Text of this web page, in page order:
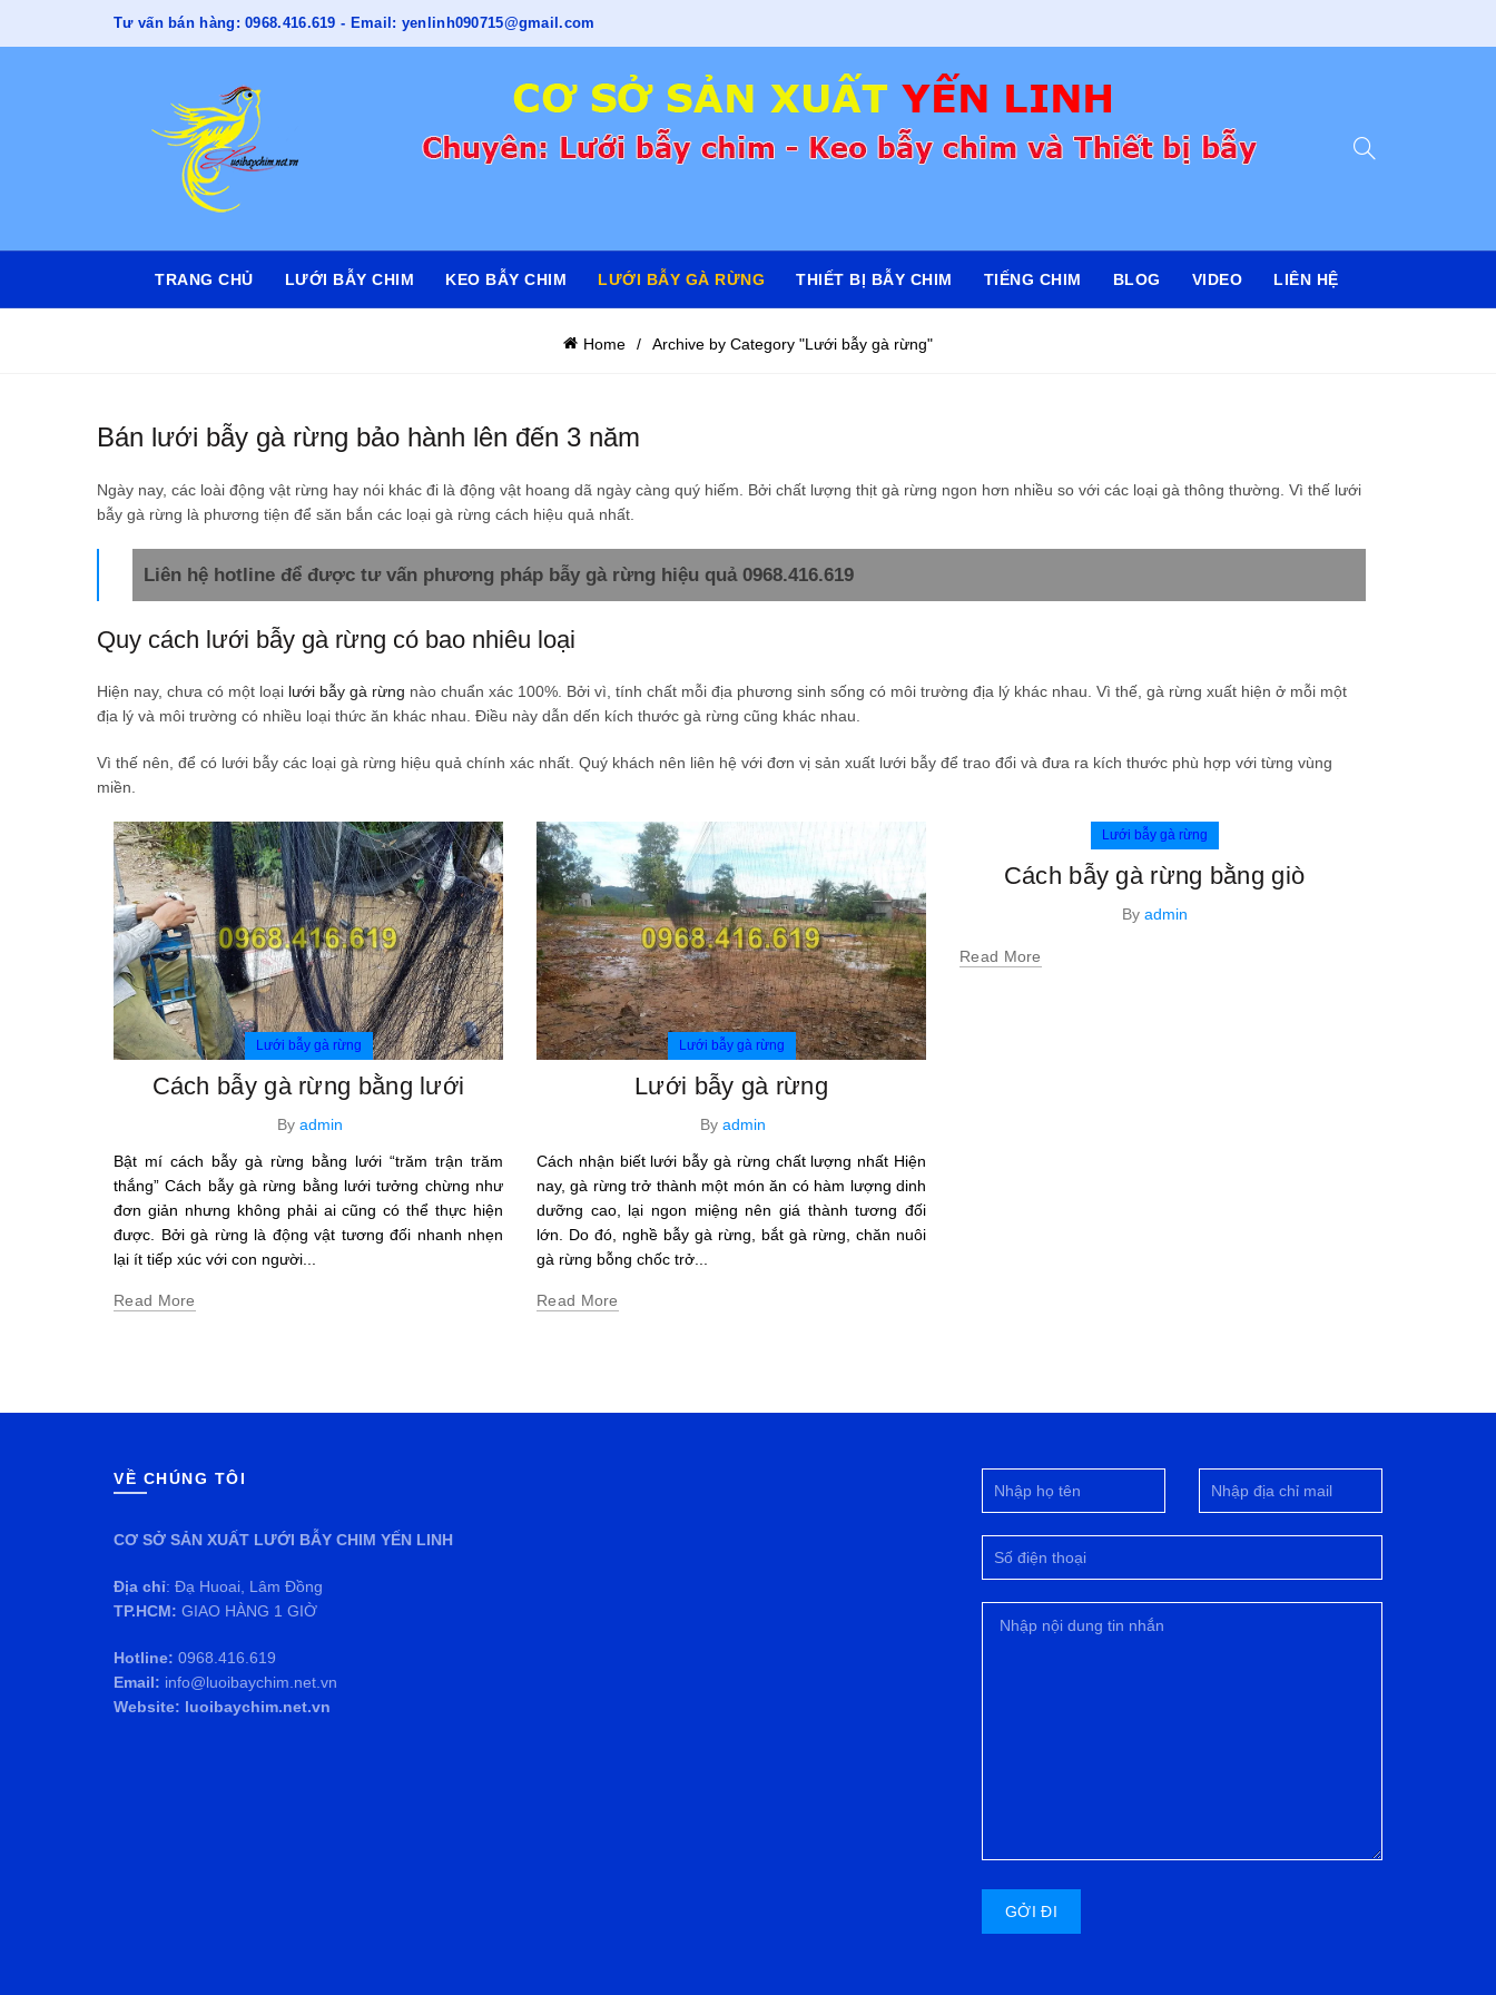
Tư vấn bán hàng: 0968.416.619 - Email: yenlinh090715@gmail.com
TRANG CHỦ LƯỚI BẪY CHIM KEO BẪY CHIM LƯỚI BẪY GÀ RỪNG THIẾT BỊ BẪY CHIM TIẾNG CHIM BLOG VIDEO LIÊN HỆ
Home Archive by Category "Lưới bẫy gà rừng"
Bán lưới bẫy gà rừng bảo hành lên đến 3 năm
Ngày nay, các loài động vật rừng hay nói khác đi là động vật hoang dã ngày càng quý hiếm. Bởi chất lượng thịt gà rừng ngon hơn nhiều so với các loại gà thông thường. Vì thế lưới
bẫy gà rừng là phương tiện để săn bắn các loại gà rừng cách hiệu quả nhất.
Liên hệ hotline để được tư vấn phương pháp bẫy gà rừng hiệu quả 0968.416.619
Quy cách lưới bẫy gà rừng có bao nhiêu loại
Hiện nay, chưa có một loại lưới bẫy gà rừng nào chuẩn xác 100%. Bởi vì, tính chất mỗi địa phương sinh sống có môi trường địa lý khác nhau. Vì thế, gà rừng xuất hiện ở mỗi một
địa lý và môi trường có nhiều loại thức ăn khác nhau. Điều này dẫn dến kích thước gà rừng cũng khác nhau.
Vì thế nên, để có lưới bẫy các loại gà rừng hiệu quả chính xác nhất. Quý khách nên liên hệ với đơn vị sản xuất lưới bẫy để trao đổi và đưa ra kích thước phù hợp với từng vùng
miền.
Lưới bẫy gà rừng
Cách bẫy gà rừng bằng lưới
By admin
Bật mí cách bẫy gà rừng bằng lưới “trăm trận trăm
thắng” Cách bẫy gà rừng bằng lưới tưởng chừng như
đơn giản nhưng không phải ai cũng có thể thực hiện
được. Bởi gà rừng là động vật tương đối nhanh nhẹn
lại ít tiếp xúc với con người...
Read More
Lưới bẫy gà rừng
Lưới bẫy gà rừng
By admin
Cách nhận biết lưới bẫy gà rừng chất lượng nhất Hiện
nay, gà rừng trở thành một món ăn có hàm lượng dinh
dưỡng cao, lại ngon miệng nên giá thành tương đối
lớn. Do đó, nghề bẫy gà rừng, bắt gà rừng, chăn nuôi
gà rừng bỗng chốc trở...
Read More
Lưới bẫy gà rừng
Cách bẫy gà rừng bằng giò
By admin
Read More
VỀ CHÚNG TÔI
CƠ SỞ SẢN XUẤT LƯỚI BẪY CHIM YẾN LINH
Địa chỉ: Đạ Huoai, Lâm Đồng
TP.HCM: GIAO HÀNG 1 GIỜ
Hotline: 0968.416.619
Email: info@luoibaychim.net.vn
Website: luoibaychim.net.vn